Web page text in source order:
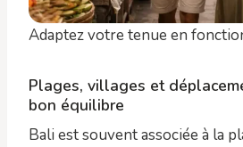
Adaptez votre tenue en
Plages, villages et
bon équilibre
Bali est souvent associée à la